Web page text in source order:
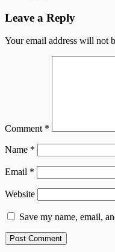
Leave a Reply
Your email address will not
Comment *
Name *
Email *
Website
Save my name, email,